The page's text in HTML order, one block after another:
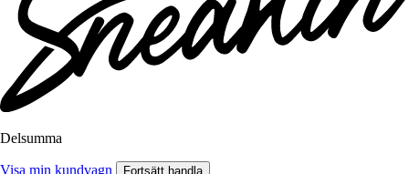
Delsumma
Visa min kundvagn Fortsätt handla